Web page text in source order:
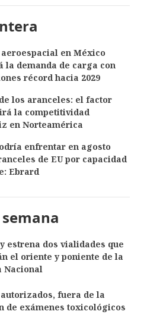
en México
la demanda de carga con
récord hacia 2029
los aranceles: el factor
la competitividad
en Norteamérica
enfrentar en agosto
de EU por capacidad
Ebrard
semana
estrena dos vialidades que
el oriente y poniente de la
Nacional
fuera de la
de exámenes toxicológicos